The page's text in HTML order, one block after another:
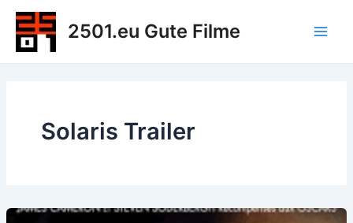
Zum
Inhalt
springen
2501.eu Gute Filme
Solaris Trailer